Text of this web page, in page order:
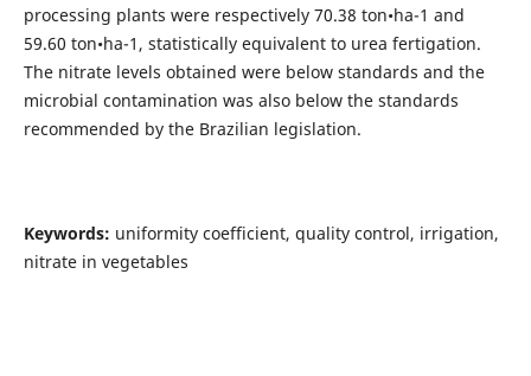
processing plants were respectively 70.38 ton•ha-1 and
59.60 ton•ha-1, statistically equivalent to urea fertigation.
The nitrate levels obtained were below standards and the
microbial contamination was also below the standards
recommended by the Brazilian legislation.
Keywords: uniformity coefficient, quality control, irrigation,
nitrate in vegetables